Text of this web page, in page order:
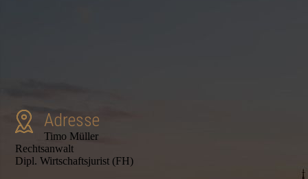
Adresse
Timo Müller
Rechtsanwalt
Dipl. Wirtschaftsjurist (FH)